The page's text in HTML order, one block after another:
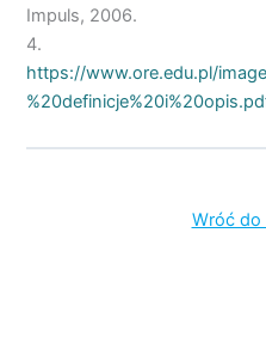
Impuls, 2006.
4.
https://www.ore.edu.pl/
Wróć do